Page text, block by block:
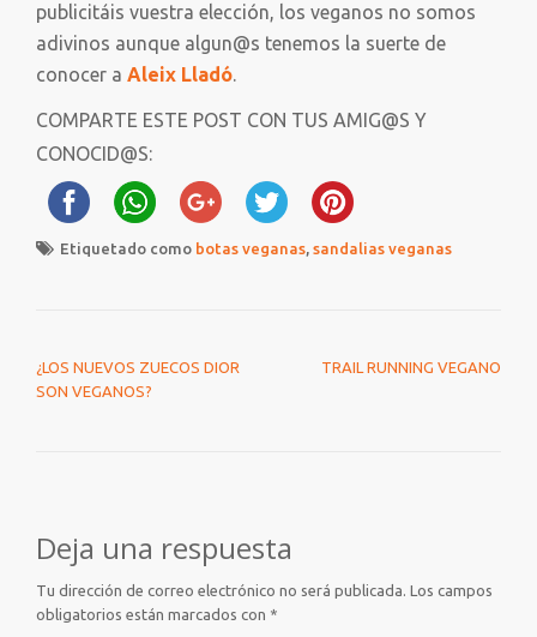
publicitáis vuestra elección, los veganos no somos
adivinos aunque algun@s tenemos la suerte de
conocer a Aleix Lladó.
COMPARTE ESTE POST CON TUS AMIG@S Y
CONOCID@S:
Etiquetado como botas veganas, sandalias veganas
¿LOS NUEVOS ZUECOS DIOR
SON VEGANOS?
TRAIL RUNNING VEGANO
Deja una respuesta
Tu dirección de correo electrónico no será publicada. Los campos
obligatorios están marcados con *